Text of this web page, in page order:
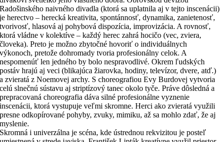
Radošinského naivného divadla (ktorá sa uplatnila aj v tejto inscenácii)
je herectvo – herecká kreativita, spontánnosť, dynamika, zanietenosť,
tvorivosť, hlasová aj pohybová dispozícia, improvizácia. A rovnosť,
ktorá vládne v kolektíve – každý herec zahrá hocičo (vec, zviera,
človeka). Preto je možno zbytočné hovoriť o individuálnych
výkonoch, pretože dohromady tvoria profesionálny celok. A
nespomenúť len jedného by bolo nespravodlivé. Okrem ľudských
postáv hrajú aj veci (blikajúca žiarovka, hodiny, televízor, dvere, atď.)
a zvieratá z Noemovej archy. S choreografiou Evy Burdovej vytvoria
celú slnečnú sústavu aj striptízový tanec okolo tyče. Práve dôsledná a
prepracovaná choreografia dáva silné profesionálne vyznenie
inscenácii, ktorá vystupuje veľmi skromne. Herci ako zvieratá využili
presne odkopírované pohyby, zvuky, mimiku, až sa mohlo zdať, že aj
myslenie.
Skromná i univerzálna je scéna, kde ústrednou rekvizitou je posteľ